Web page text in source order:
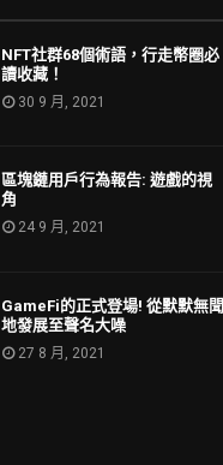
NFT社群68個術語，行走幣圈必
讀收藏！
30 9 月, 2021
區塊鏈用戶行為報告: 遊戲的視
角
24 9 月, 2021
GameFi的正式登場! 從默默無聞
地發展至聲名大噪
27 8 月, 2021